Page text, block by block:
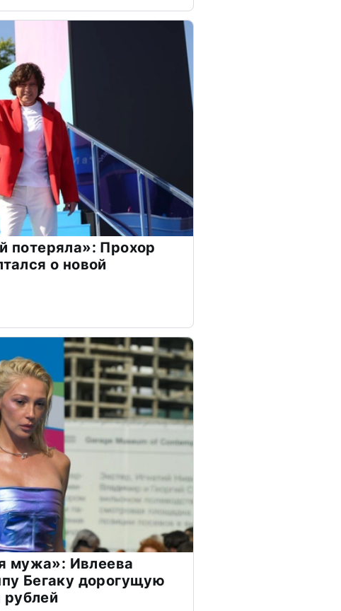
потеряла»: Прохор
о новой
мужа»: Ивлеева
Бегаку дорогущую
рублей